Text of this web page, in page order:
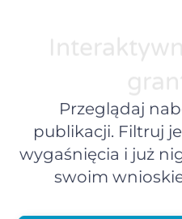
Przeglądaj
publikacji. Filtruj
wygaśnięcia i już
swoim